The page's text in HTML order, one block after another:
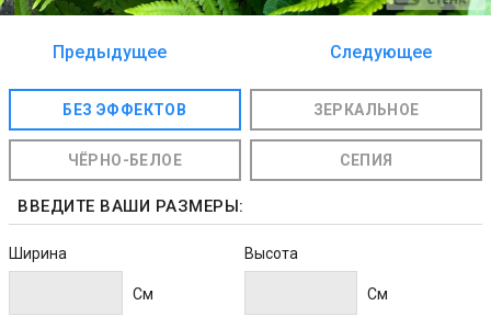
Предыдущее
Следующее
БЕЗ ЭФФЕКТОВ ЗЕРКАЛЬНОЕ
ЧЁРНО-БЕЛОЕ СЕПИЯ
ВВЕДИТЕ ВАШИ РАЗМЕРЫ:
Ширина
Cм
Высота
Cм